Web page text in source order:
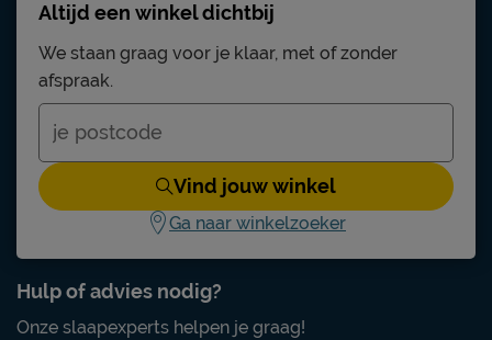
Hulp of advies nodig?
Onze slaapexperts helpen je graag!
Altijd een winkel dichtbij
We staan graag voor je klaar, met of zonder
afspraak.
Vind jouw winkel
Ga naar winkelzoeker